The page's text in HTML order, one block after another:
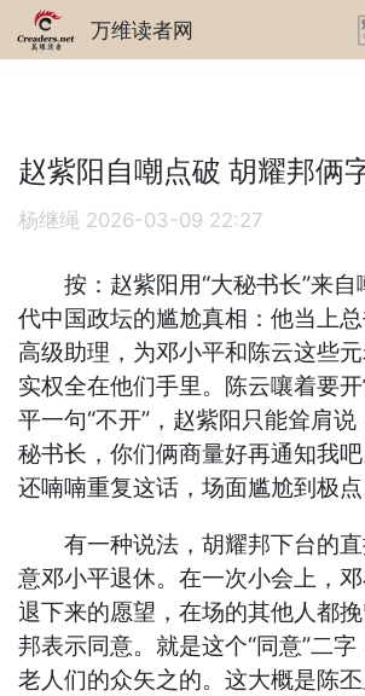
万维读者网
赵紫阳自嘲点破 胡耀邦俩
杨继绳 2026-03-09 22:27
按：赵紫阳用“大秘书长”来自
代中国政坛的尴尬真相：他当上
高级助理，为邓小平和陈云这些元
实权全在他们手里。陈云嚷着要
平一句“不开”，赵紫阳只能耸肩说
秘书长，你们俩商量好再通知我吧
还喃喃重复这话，场面尴尬到极点
有一种说法，胡耀邦下台的直
意邓小平退休。在一次小会上，
退下来的愿望，在场的其他人都
邦表示同意。就是这个“同意”二
老人们的众矢之的。这大概是陈